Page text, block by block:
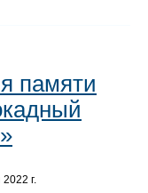
памяти
г.